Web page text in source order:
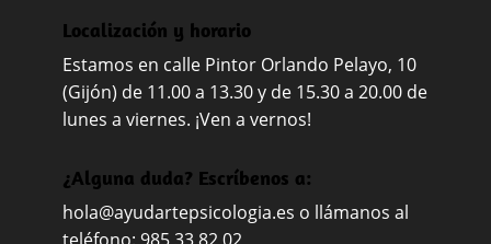
Localización y horario
Estamos en calle Pintor Orlando Pelayo, 10
(Gijón) de 11.00 a 13.30 y de 15.30 a 20.00 de
lunes a viernes. ¡Ven a vernos!
¿Alguna duda? Escríbenos a:
hola@ayudartepsicologia.es o llámanos al